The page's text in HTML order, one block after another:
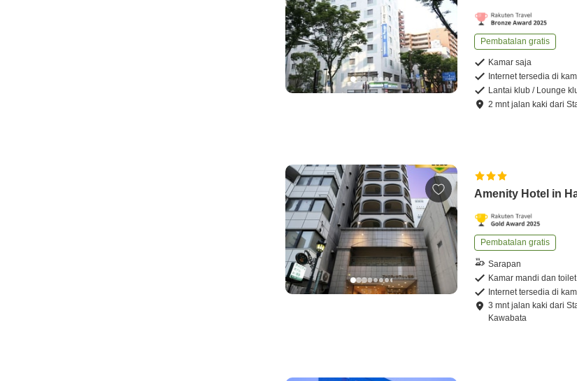
Pembatalan gratis
Kamar saja
Internet tersedia di
Lantai klub / Lounge
2 mntjalan kaki dari
Amenity Hotel in
Pembatalan gratis
Sarapan
Kamar mandi dan
Internet tersedia di
3 mntjalan kaki dari
Kawabata